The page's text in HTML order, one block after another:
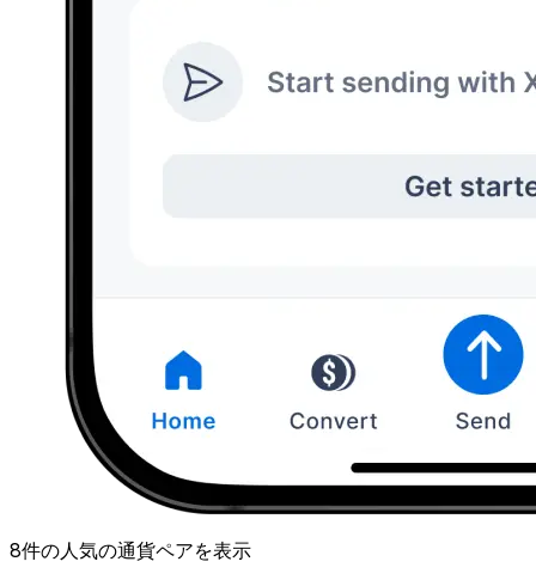
8件の人気の通貨ペアを表示